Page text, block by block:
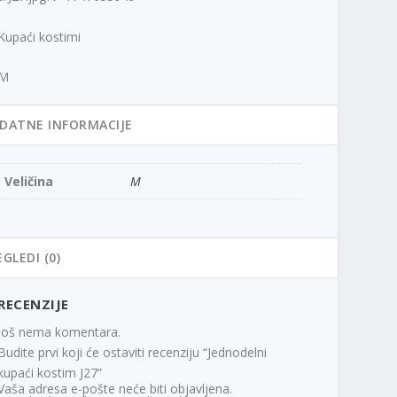
Kupaći kostimi
M
INFORMACIJE
Veličina M
(0)
Još nema komentara.
Budite prvi koji će ostaviti recenziju “Jednodelni
kostim J27”
adresa e-pošte neće biti objavljena.